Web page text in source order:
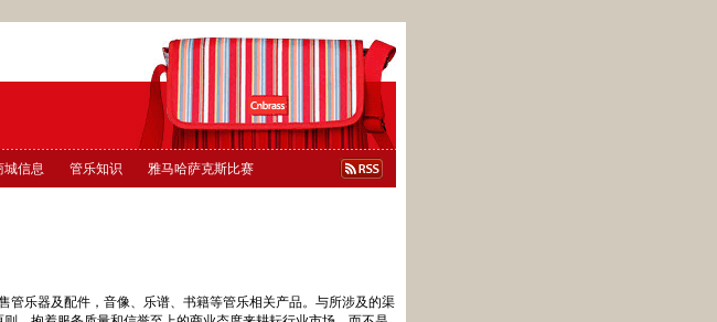
城信息 管乐知识 雅马哈萨克斯比赛
乐器及配件，音像、乐谱、书籍等管乐相关产品。与所涉及的渠